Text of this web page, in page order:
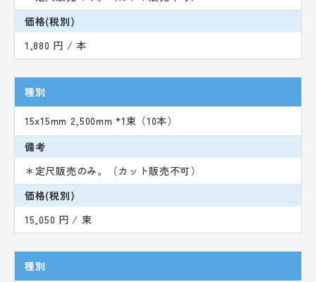
価格(税別)
1,880 円 / 本
種別
15x15mm 2,500mm *1束（10本）
備考
＊定尺販売のみ。（カット販売不可）
価格(税別)
15,050 円 / 束
種別